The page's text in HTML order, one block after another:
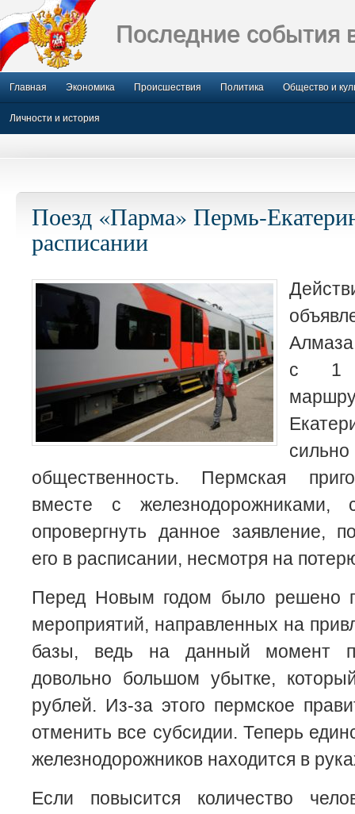
Последние события
Главная Экономика Происшествия Политика Общество и
Личности и история
Поезд «Парма» Пермь-
расписании
с 1
общественность. Пермская
вместе с
опровергнуть данное заявление,
его в расписании, несмотря на
Перед Новым годом было решено
мероприятий, направленных на
базы, ведь на данный момент
довольно большом убытке,
рублей. Из-за этого пермское
отменить все субсидии. Теперь
железнодорожников находится в
Если повысится количество